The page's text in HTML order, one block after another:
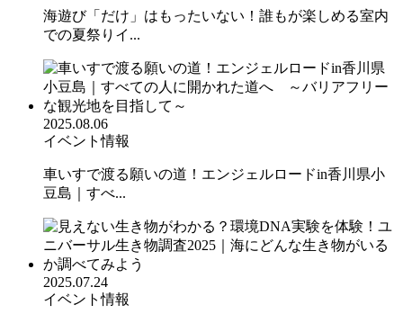
海遊び「だけ」はもったいない！誰もが楽しめる室内
での夏祭りイ...
2025.08.06
イベント情報
車いすで渡る願いの道！エンジェルロードin香川県小
豆島｜すべ...
2025.07.24
イベント情報